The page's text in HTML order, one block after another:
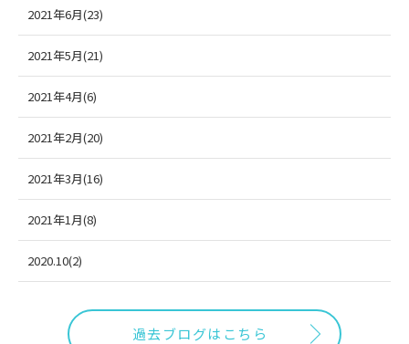
2021年6月(23)
2021年5月(21)
2021年4月(6)
2021年2月(20)
2021年3月(16)
2021年1月(8)
2020.10(2)
過去ブログはこちら